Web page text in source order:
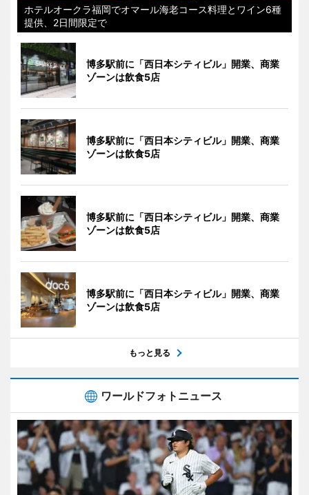
ホテルオークラ福岡でオマール海老コース料理とワイン6種
提供、2日間限定で
博多駅前に「西日本シティビル」開業、商業
ゾーンは飲食5店
博多駅前に「西日本シティビル」開業、商業
ゾーンは飲食5店
博多駅前に「西日本シティビル」開業、商業
ゾーンは飲食5店
博多駅前に「西日本シティビル」開業、商業
ゾーンは飲食5店
もっと見る
ワールドフォトニュース